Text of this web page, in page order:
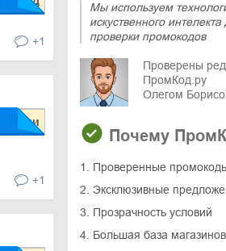
+1
+1
Мы используем
искуственного интелекта
проверки промокодов
Проверены
ПромКод.ру
Олегом
Почему
1. Проверенные
2. Эксклюзивные
3. Прозрачность условий
4. Большая база магазинов